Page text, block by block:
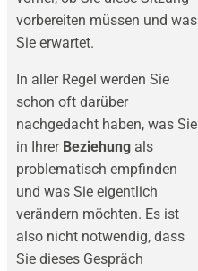
vorbereiten müssen und was
Sie erwartet.
In aller Regel werden Sie
schon oft darüber
nachgedacht haben, was Sie
in Ihrer Beziehung als
problematisch empfinden
und was Sie eigentlich
verändern möchten. Es ist
also nicht notwendig, dass
Sie dieses Gespräch